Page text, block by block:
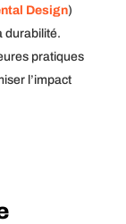
Design)
durabilité.
pratiques
l’impact